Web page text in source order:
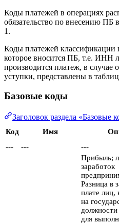
Коды платежей в операциях
обязательство по внесению ПБ
1.
Коды платежей
которое вносится ПБ, т.е. ИНН
производится платеж, в случае
уступки, представлены в
Базовые коды
Заголовок раздела «Базовые
Код Имя
---
--- ---
Прибыль;
заработок
Разница в
плате лиц,
на
для